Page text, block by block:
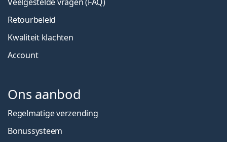
Retourbeleid
Kwaliteit klachten
Account
Ons aanbod
Regelmatige verzending
Bonussysteem